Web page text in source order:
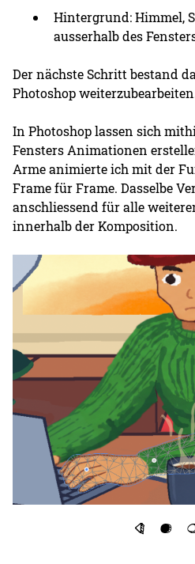
Hintergrund: Himmel,
ausserhalb des
Der nächste Schritt bestand
Photoshop
In Photoshop lassen sich
Fensters Animationen
Arme animierte ich mit der
Frame für Frame. Dasselbe
anschliessend für alle
innerhalb der Komposition.